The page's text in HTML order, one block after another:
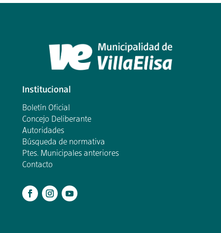
Institucional
Boletín Oficial
Concejo Deliberante
Autoridades
Búsqueda de normativa
Ptes. Municipales anteriores
Contacto